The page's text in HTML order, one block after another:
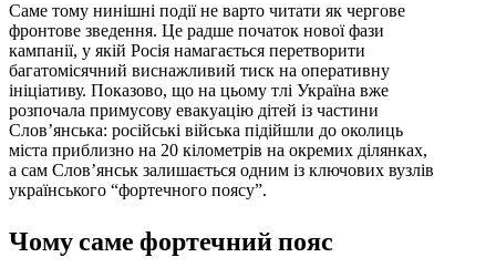
Саме тому нинішні події не варто читати як чергове
фронтове зведення. Це радше початок нової фази
кампанії, у якій Росія намагається перетворити
багатомісячний виснажливий тиск на оперативну
ініціативу. Показово, що на цьому тлі Україна вже
розпочала примусову евакуацію дітей із частини
Слов’янська: російські війська підійшли до околиць
міста приблизно на 20 кілометрів на окремих ділянках,
а сам Слов’янськ залишається одним із ключових вузлів
українського “фортечного поясу”.
Чому саме фортечний пояс